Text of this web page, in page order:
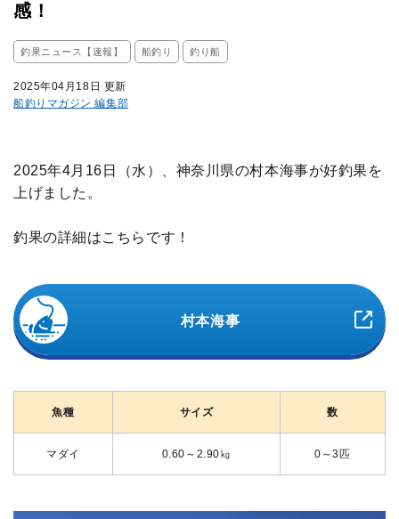
感！
釣果ニュース【速報】 船釣り 釣り船
2025年04月18日 更新
船釣りマガジン 編集部
2025年4月16日（水）、神奈川県の村本海事が好釣果を
上げました。
釣果の詳細はこちらです！
村本海事
魚種 サイズ 数
マダイ 0.60～2.90㎏ 0～3匹